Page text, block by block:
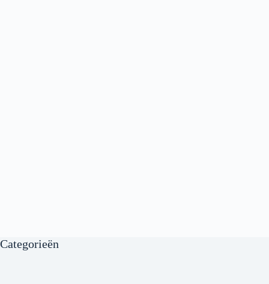
Categorieën